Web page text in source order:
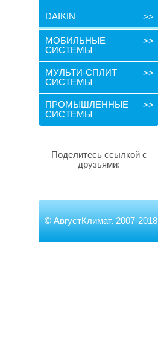
DAIKIN >>
МОБИЛЬНЫЕ
СИСТЕМЫ
>>
МУЛЬТИ-СПЛИТ
СИСТЕМЫ
>>
ПРОМЫШЛЕННЫЕ
СИСТЕМЫ
>>
Поделитесь ссылкой с
друзьями:
© АвгустКлимат. 2007-2018